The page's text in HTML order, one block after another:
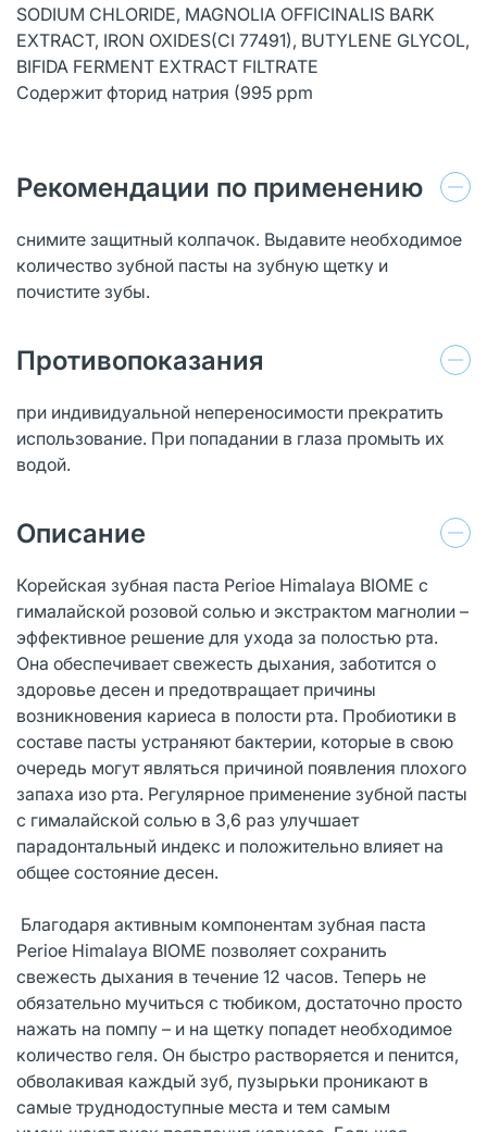
SODIUM CHLORIDE, MAGNOLIA OFFICINALIS BARK
EXTRACT, IRON OXIDES(CI 77491), BUTYLENE GLYCOL,
BIFIDA FERMENT EXTRACT FILTRATE
Содержит фторид натрия (995 ppm
Рекомендации по применению
снимите защитный колпачок. Выдавите необходимое
количество зубной пасты на зубную щетку и
почистите зубы.
Противопоказания
при индивидуальной непереносимости прекратить
использование. При попадании в глаза промыть их
водой.
Описание
Корейская зубная паста Perioe Himalaya BIOME с
гималайской розовой солью и экстрактом магнолии –
эффективное решение для ухода за полостью рта.
Она обеспечивает свежесть дыхания, заботится о
здоровье десен и предотвращает причины
возникновения кариеса в полости рта. Пробиотики в
составе пасты устраняют бактерии, которые в свою
очередь могут являться причиной появления плохого
запаха изо рта. Регулярное применение зубной пасты
с гималайской солью в 3,6 раз улучшает
парадонтальный индекс и положительно влияет на
общее состояние десен.
Благодаря активным компонентам зубная паста
Perioe Himalaya BIOME позволяет сохранить
свежесть дыхания в течение 12 часов. Теперь не
обязательно мучиться с тюбиком, достаточно просто
нажать на помпу – и на щетку попадет необходимое
количество геля. Он быстро растворяется и пенится,
обволакивая каждый зуб, пузырьки проникают в
самые труднодоступные места и тем самым